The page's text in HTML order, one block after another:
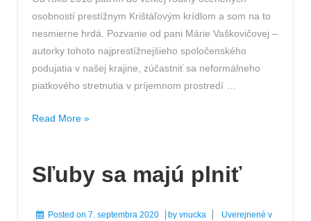
osobností prestížnym Krištáľovým krídlom a som na to
nesmierne hrdá. Pozvanie od pani Márie Vaškovičovej –
autorky tohoto najprestížnejšieho spoločenského
podujatia v našej krajine, zúčastniť sa neformálneho
piatkového stretnutia v príjemnom prostredí …
Ako
Read More »
Sľuby sa majú plniť
Posted on 7. septembra 2020 by vnucka
Uverejnené v